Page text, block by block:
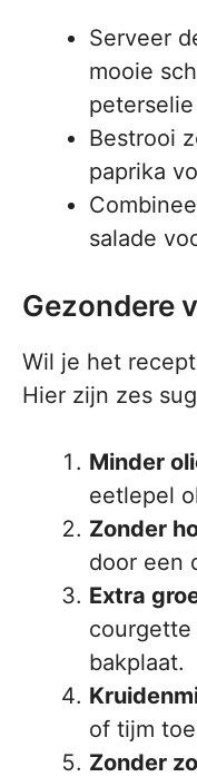
Serveer
mooie
Bestrooi
paprika
salade
Gezondere
Wil je het
Hier zijn zes
Minder
eetlepel
Zonder
door een
Extra
courgette
bakplaat.
of tijm
Zonder